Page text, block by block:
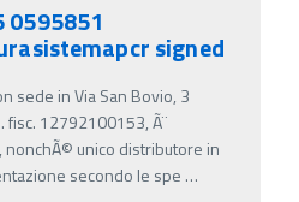
0595851
signed
sede in Via San Bovio, 3
fisc. 12792100153, Ã¨
unico distributore in
secondo le spe …